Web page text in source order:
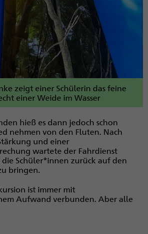
zeigt einer Schülerin das feine
einer Weide im Wasser
hieß es dann jedoch schon
nehmen von den Fluten. Nach
und einer
wartete der Fahrdienst
Schüler*innen zurück auf den
bringen.
ist immer mit
Aufwand verbunden. Aber alle